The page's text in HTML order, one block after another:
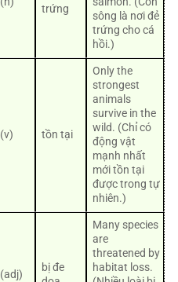
trứng
sông là nơi đẻ
trứng cho cá
hồi.)
(v) tồn tại
Only the
strongest
animals
survive in the
wild. (Chỉ có
động vật
mạnh nhất
mới tồn tại
được trong tự
nhiên.)
(adj)
bị đe
Many species
are
threatened by
habitat loss.